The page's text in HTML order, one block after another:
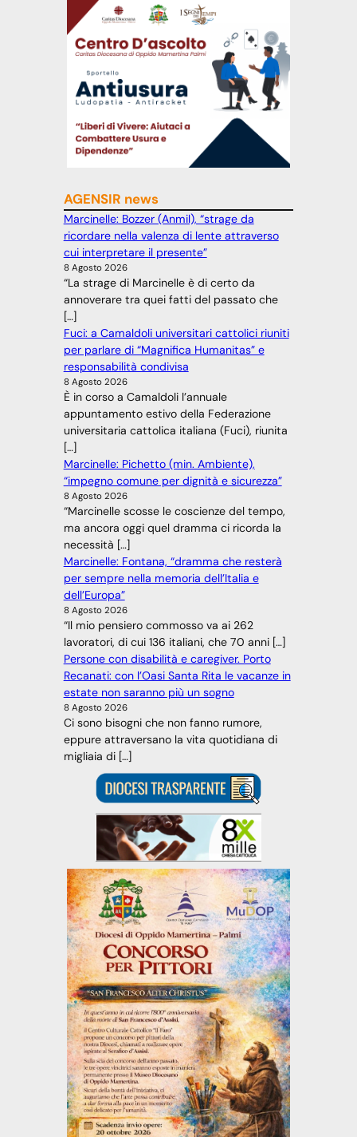
AGENSIR news
Marcinelle: Bozzer (Anmil), “strage da
ricordare nella valenza di lente attraverso
cui interpretare il presente”
8 Agosto 2026
“La strage di Marcinelle è di certo da
annoverare tra quei fatti del passato che
[…]
Fuci: a Camaldoli universitari cattolici riuniti
per parlare di “Magnifica Humanitas” e
responsabilità condivisa
8 Agosto 2026
È in corso a Camaldoli l’annuale
appuntamento estivo della Federazione
universitaria cattolica italiana (Fuci), riunita
[…]
Marcinelle: Pichetto (min. Ambiente),
“impegno comune per dignità e sicurezza”
8 Agosto 2026
“Marcinelle scosse le coscienze del tempo,
ma ancora oggi quel dramma ci ricorda la
necessità […]
Marcinelle: Fontana, “dramma che resterà
per sempre nella memoria dell’Italia e
dell’Europa”
8 Agosto 2026
“Il mio pensiero commosso va ai 262
lavoratori, di cui 136 italiani, che 70 anni […]
Persone con disabilità e caregiver. Porto
Recanati: con l’Oasi Santa Rita le vacanze in
estate non saranno più un sogno
8 Agosto 2026
Ci sono bisogni che non fanno rumore,
eppure attraversano la vita quotidiana di
migliaia di […]